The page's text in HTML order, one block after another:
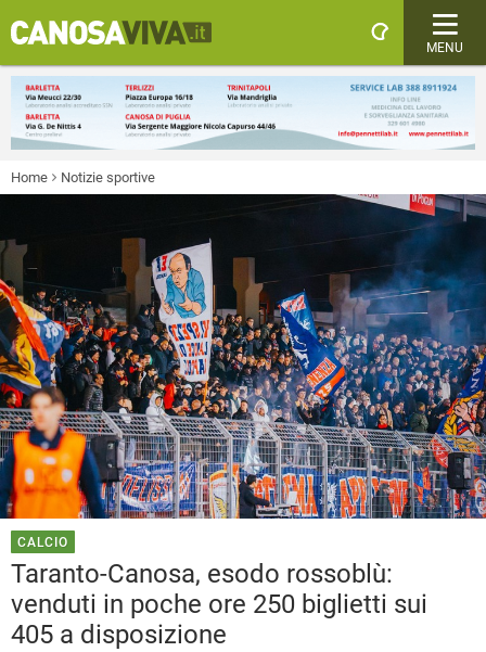
MENU
Home Notizie sportive
CALCIO
Taranto-Canosa, esodo rossoblù:
venduti in poche ore 250 biglietti sui
405 a disposizione